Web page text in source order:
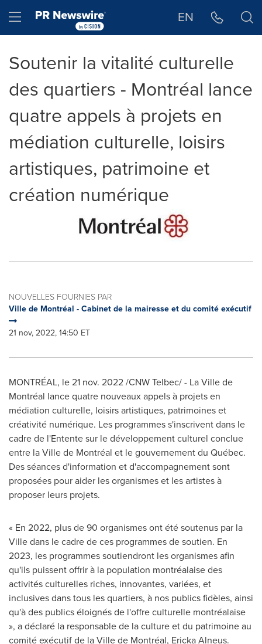
Hamburger menu EN
Soutenir la vitalité culturelle
des quartiers - Montréal lance
quatre appels à projets en
médiation culturelle, loisirs
artistiques, patrimoine et
création numérique
NOUVELLES FOURNIES PAR
Ville de Montréal - Cabinet de la mairesse et du comité exécutif
21 nov, 2022, 14:50 ET
MONTRÉAL, le21 nov. 2022/CNW Telbec/ - La Ville de
Montréal lance quatre nouveaux appels à projets en
médiation culturelle, loisirs artistiques, patrimoines et
créativité numérique. Les programmes s'inscrivent dans le
cadre de l'Entente sur le développement culturel conclue
entre la Ville de Montréal et le gouvernement du Québec.
Des séances d'information et d'accompagnement sont
proposées pour aider les organismes et les artistes à
proposer leurs projets.
« En 2022, plus de 90 organismes ont été soutenus par la
Ville dans le cadre de ces programmes de soutien. En
2023, les programmes soutiendront les organismes afin
qu'ils puissent offrir à la population montréalaise des
activités culturelles riches, innovantes, variées, et
inclusives dans tous les quartiers, à nos publics fidèles, ainsi
qu'à des publics éloignés de l'offre culturelle montréalaise
», a déclaré la responsable de la culture et du patrimoine au
comité exécutif de la Ville de Montréal, Ericka Alneus.